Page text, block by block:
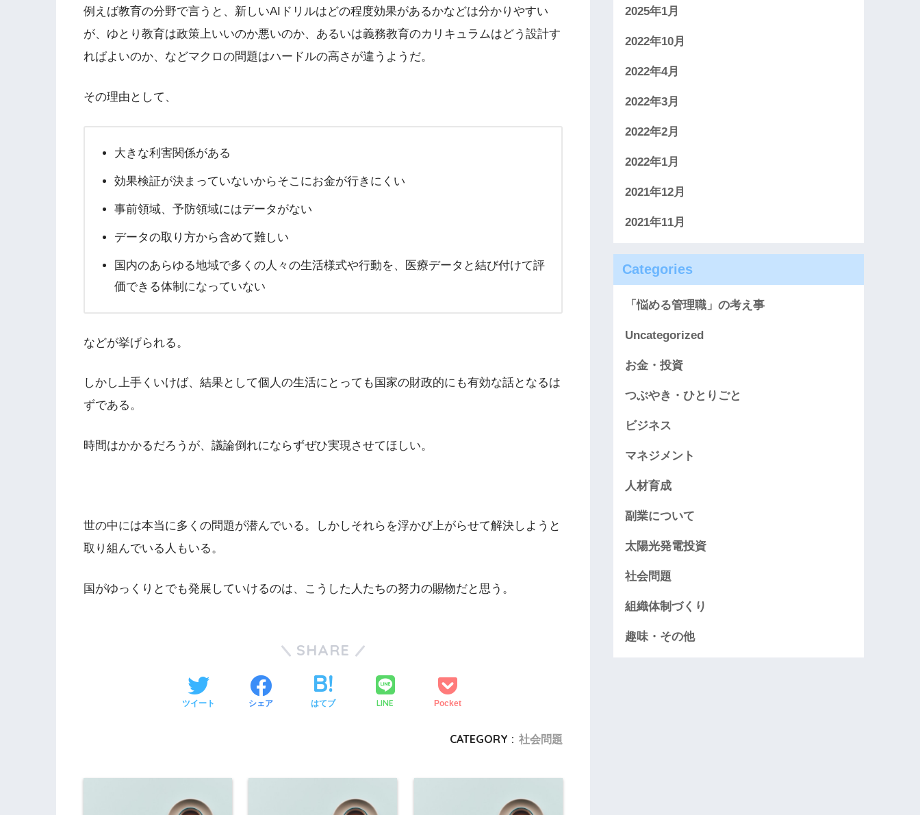
例えば教育の分野で言うと、新しいAIドリルはどの程度効果があるかなどは分かりやすい
が、ゆとり教育は政策上いいのか悪いのか、あるいは義務教育のカリキュラムはどう設計す
ればよいのか、などマクロの問題はハードルの高さが違うようだ。
その理由として、
大きな利害関係がある
効果検証が決まっていないからそこにお金が行きにくい
事前領域、予防領域にはデータがない
データの取り方から含めて難しい
国内のあらゆる地域で多くの人々の生活様式や行動を、医療データと結び付けて評
価できる体制になっていない
などが挙げられる。
しかし上手くいけば、結果として個人の生活にとっても国家の財政的にも有効な話となるは
ずである。
時間はかかるだろうが、議論倒れにならずぜひ実現させてほしい。
世の中には本当に多くの問題が潜んでいる。しかしそれらを浮かび上がらせて解決しようと
取り組んでいる人もいる。
国がゆっくりとでも発展していけるのは、こうした人たちの努力の賜物だと思う。
SHARE
ツイート シェア はてブ LINE Pocket
CATEGORY : 社会問題
2025年1月
2022年10月
2022年4月
2022年3月
2022年2月
2022年1月
2021年12月
2021年11月
Categories
「悩める管理職」の考え事
Uncategorized
お金・投資
つぶやき・ひとりごと
ビジネス
マネジメント
人材育成
副業について
太陽光発電投資
社会問題
組織体制づくり
趣味・その他